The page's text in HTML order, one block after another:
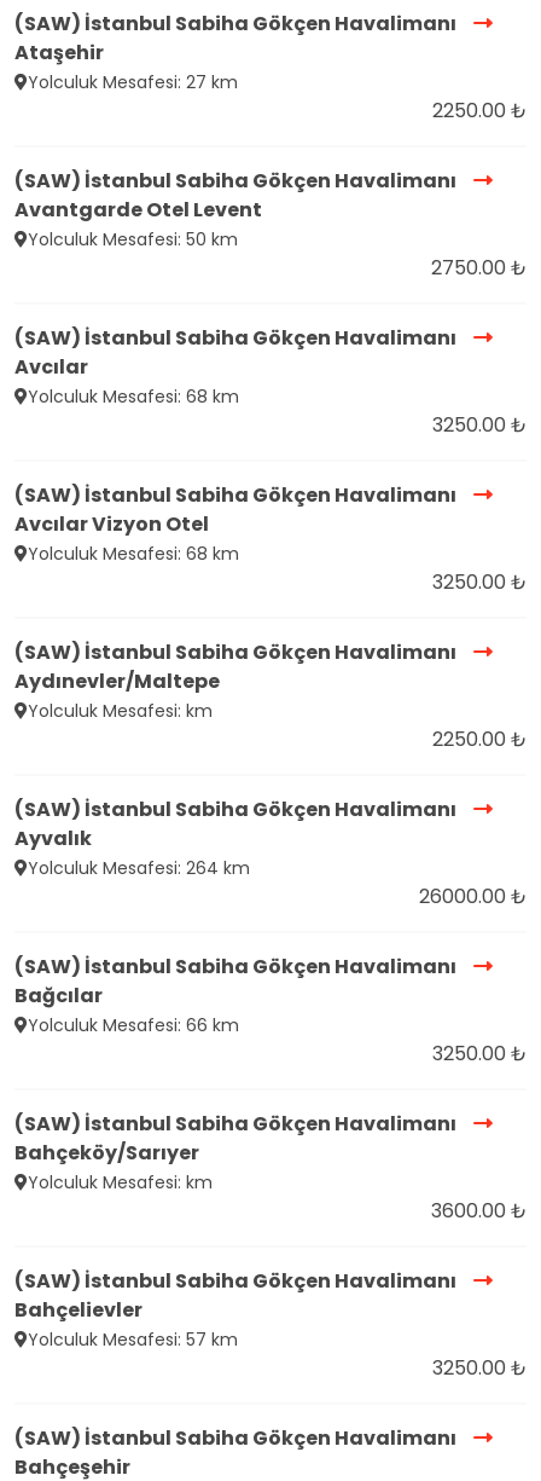
(SAW) İstanbul Sabiha Gökçen Havalimanı
Ataşehir
Yolculuk Mesafesi: 27 km
2250.00 ₺
(SAW) İstanbul Sabiha Gökçen Havalimanı
Avantgarde Otel Levent
Yolculuk Mesafesi: 50 km
2750.00 ₺
(SAW) İstanbul Sabiha Gökçen Havalimanı
Avcılar
Yolculuk Mesafesi: 68 km
3250.00 ₺
(SAW) İstanbul Sabiha Gökçen Havalimanı
Avcılar Vizyon Otel
Yolculuk Mesafesi: 68 km
3250.00 ₺
(SAW) İstanbul Sabiha Gökçen Havalimanı
Aydınevler/Maltepe
Yolculuk Mesafesi: km
2250.00 ₺
(SAW) İstanbul Sabiha Gökçen Havalimanı
Ayvalık
Yolculuk Mesafesi: 264 km
26000.00 ₺
(SAW) İstanbul Sabiha Gökçen Havalimanı
Bağcılar
Yolculuk Mesafesi: 66 km
3250.00 ₺
(SAW) İstanbul Sabiha Gökçen Havalimanı
Bahçeköy/Sarıyer
Yolculuk Mesafesi: km
3600.00 ₺
(SAW) İstanbul Sabiha Gökçen Havalimanı
Bahçelievler
Yolculuk Mesafesi: 57 km
3250.00 ₺
(SAW) İstanbul Sabiha Gökçen Havalimanı
Bahçeşehir